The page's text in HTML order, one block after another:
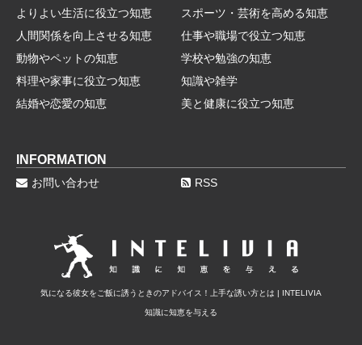
よりよい生活に役立つ知恵
スポーツ・芸術を高める知恵
人間関係を向上させる知恵
仕事や職場で役立つ知恵
動物やペットの知恵
学校や勉強の知恵
料理や家事に役立つ知恵
知識や雑学
結婚や恋愛の知恵
美と健康に役立つ知恵
INFORMATION
お問い合わせ RSS
気になる彼女をご飯に誘うときのアドバイス！上手な誘い方とは | INTELIVIA
知識に知恵を与える